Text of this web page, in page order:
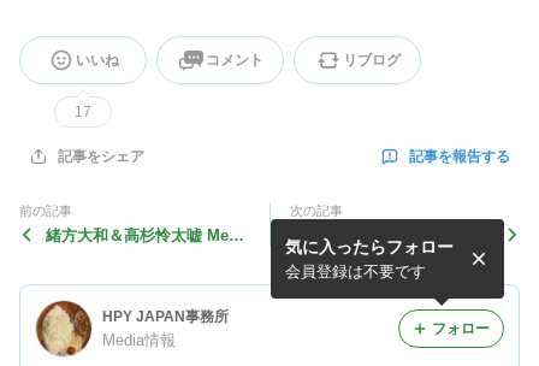
いいね
17
コメント リブログ
記事をシェア 記事を報告する
前の記事
緒方大和＆高杉怜太嘘 Medi
次の記事
静岡BOYS嘘Media情報
HPY JAPAN事務所
Media情報
気に入ったらフォロー
会員登録は不要です
フォロー